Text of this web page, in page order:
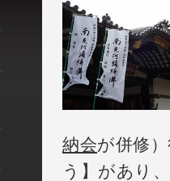
納会が併修
う】があり